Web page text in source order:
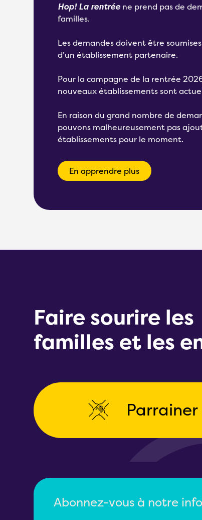
Hop! La rentréene prend pas de
familles.
Les demandes doivent être
d’un établissement partenaire.
Pour la campagne de la rentrée
nouveaux établissements sont
En raison du grand nombre de
pouvons malheureusement pas
établissements pour le moment.
En apprendre plus
Faire sourire les
familles et les
Corporatif
Abonnez-vous à notre